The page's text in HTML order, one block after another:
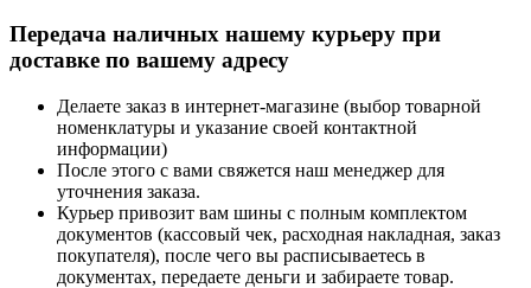
Передача наличных нашему курьеру при
доставке по вашему адресу
Делаете заказ в интернет-магазине (выбор товарной
номенклатуры и указание своей контактной
информации)
После этого с вами свяжется наш менеджер для
уточнения заказа.
Курьер привозит вам шины с полным комплектом
документов (кассовый чек, расходная накладная, заказ
покупателя), после чего вы расписываетесь в
документах, передаете деньги и забираете товар.